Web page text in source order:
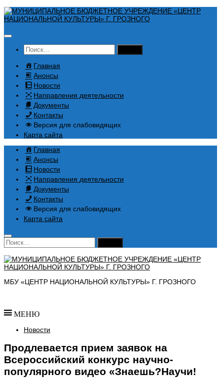
Перейти
к
Найти:
Главная
Анонсы
Новости
Направления деятельности
Документы
Контакты
Версия для слабовидящих
Карта сайта
Главная
Анонсы
Новости
Направления деятельности
Документы
Контакты
Версия для слабовидящих
Карта сайта
Найти:
МБУ «ЦЕНТР НАЦИОНАЛЬНОЙ КУЛЬТУРЫ» Г. ГРОЗНОГО
МЕНЮ
Новости
Продлевается прием заявок на
Всероссийский конкурс научно-
популярного видео «Знаешь?Научи!